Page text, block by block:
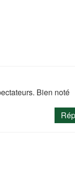
Bien noté